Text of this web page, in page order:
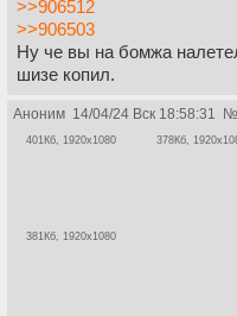
>>906512
>>906503
Ну че вы на бомжа
шизе копил.
Аноним 14/04/24 Вск 18:58:31 №
401Кб, 1920x1080 378Кб,
381Кб, 1920x1080